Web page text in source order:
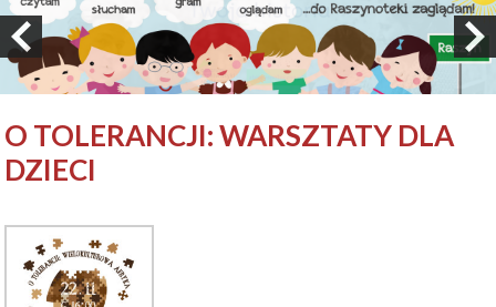
O TOLERANCJI: WARSZTATY DLA
DZIECI